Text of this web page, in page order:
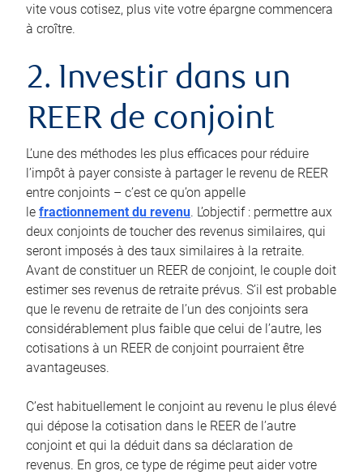
vite vous cotisez, plus vite votre épargne commencera
à croître.
2. Investir dans un
REER de conjoint
L’une des méthodes les plus efficaces pour réduire
l’impôt à payer consiste à partager le revenu de REER
entre conjoints – c’est ce qu’on appelle
le fractionnement du revenu. L’objectif : permettre aux
deux conjoints de toucher des revenus similaires, qui
seront imposés à des taux similaires à la retraite.
Avant de constituer un REER de conjoint, le couple doit
estimer ses revenus de retraite prévus. S’il est probable
que le revenu de retraite de l’un des conjoints sera
considérablement plus faible que celui de l’autre, les
cotisations à un REER de conjoint pourraient être
avantageuses.
C’est habituellement le conjoint au revenu le plus élevé
qui dépose la cotisation dans le REER de l’autre
conjoint et qui la déduit dans sa déclaration de
revenus. En gros, ce type de régime peut aider votre